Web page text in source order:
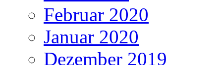
Februar 2020
Januar 2020
Dezember 2019